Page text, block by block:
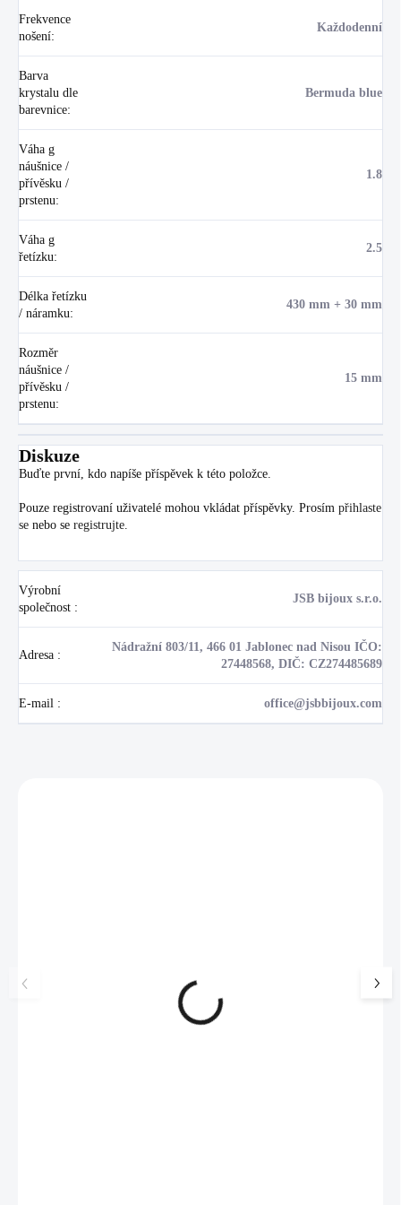
Frekvence
nošení:
Každodenní
Barva
krystalu dle
barevnice:
Bermuda blue
Váha g
náušnice /
přívěsku /
prstenu:
1.8
Váha g
řetízku:
2.5
Délka řetízku
/ náramku:
430 mm + 30 mm
Rozměr
náušnice /
přívěsku /
prstenu:
15 mm
Diskuze
Buďte první, kdo napíše příspěvek k této položce.
Pouze registrovaní uživatelé mohou vkládat příspěvky. Prosím přihlaste
se nebo se registrujte
Výrobní
společnost :
JSB bijoux s.r.o.
Adresa :
Nádražní 803/11, 466 01 Jablonec nad Nisou IČO:
27448568, DIČ: CZ274485689
E-mail : office@jsbbijoux.com